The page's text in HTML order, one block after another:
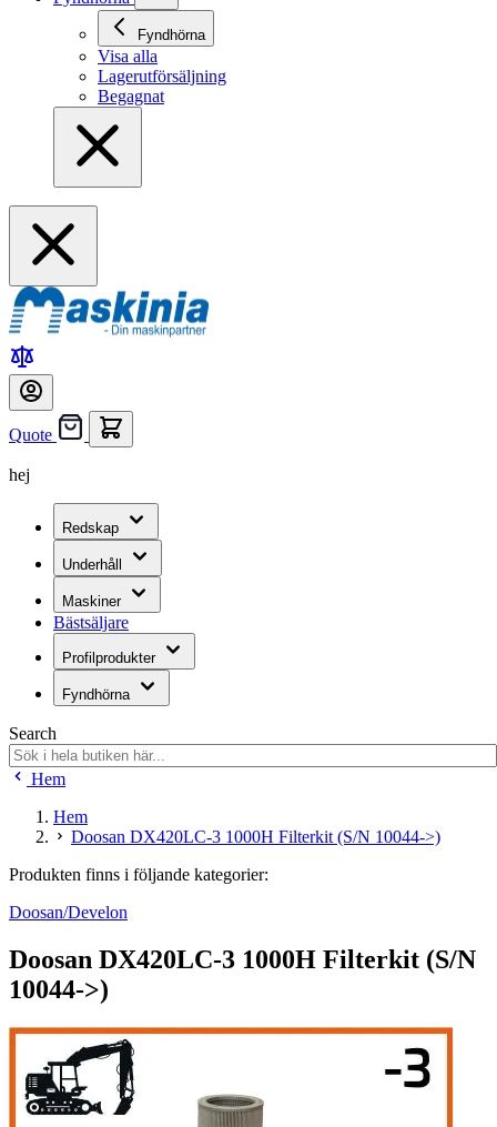
Fyndhörna
Visa alla
Lagerutförsäljning
Begagnat
Quote
hej
Redskap
Underhåll
Maskiner
Bästsäljare
Profilprodukter
Fyndhörna
Search
Hem
Hem
Doosan DX420LC-3 1000H Filterkit (S/N 10044->)
Produkten finns i följande kategorier:
Doosan/Develon
Doosan DX420LC-3 1000H Filterkit (S/N
10044->)